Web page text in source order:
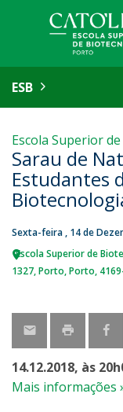
ESB
Escola Superior
Sarau de
Estudantes
Sexta-feira , 14 de
Escola Superior de
1327 Porto Porto
14.12.2018, às
Mais informações